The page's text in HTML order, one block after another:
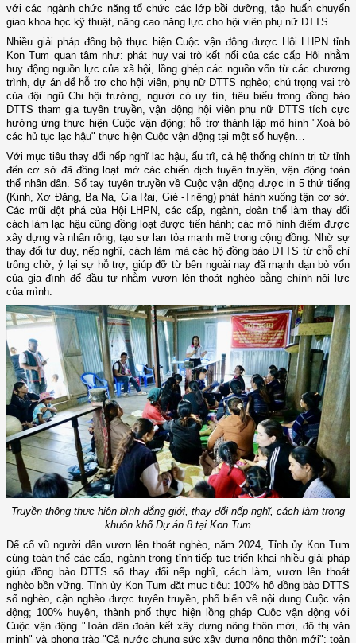
với các ngành chức năng tổ chức các lớp bồi dưỡng, tập huấn chuyển
giao khoa học kỹ thuật, nâng cao năng lực cho hội viên phụ nữ DTTS.
Nhiều giải pháp đồng bộ thực hiện Cuộc vận động được Hội LHPN tỉnh
Kon Tum quan tâm như: phát huy vai trò kết nối của các cấp Hội nhằm
huy động nguồn lực của xã hội, lồng ghép các nguồn vốn từ các chương
trình, dự án để hỗ trợ cho hội viên, phụ nữ DTTS nghèo; chú trọng vai trò
của đội ngũ Chi hội trưởng, người có uy tín, tiêu biểu trong đồng bào
DTTS tham gia tuyên truyền, vận động hội viên phụ nữ DTTS tích cực
hưởng ứng thực hiện Cuộc vận động; hỗ trợ thành lập mô hình "Xoá bỏ
các hủ tục lạc hậu" thực hiện Cuộc vận động tại một số huyện…
Với mục tiêu thay đổi nếp nghĩ lạc hậu, ấu trĩ, cả hệ thống chính trị từ tỉnh
đến cơ sở đã đồng loạt mở các chiến dịch tuyên truyền, vận động toàn
thể nhân dân. Sổ tay tuyên truyền về Cuộc vận động được in 5 thứ tiếng
(Kinh, Xơ Đăng, Ba Na, Gia Rai, Gié -Triêng) phát hành xuống tận cơ sở.
Các mũi đột phá của Hội LHPN, các cấp, ngành, đoàn thể làm thay đổi
cách làm lạc hậu cũng đồng loạt được tiến hành; các mô hình điểm được
xây dựng và nhân rộng, tạo sự lan tỏa mạnh mẽ trong cộng đồng. Nhờ sự
thay đổi tư duy, nếp nghĩ, cách làm mà các hộ đồng bào DTTS từ chỗ chỉ
trông chờ, ỷ lại sự hỗ trợ, giúp đỡ từ bên ngoài nay đã mạnh dạn bỏ vốn
của gia đình để đầu tư nhằm vươn lên thoát nghèo bằng chính nội lực
của mình.
Truyền thông thực hiện bình đẳng giới, thay đổi nếp nghĩ, cách làm trong
khuôn khổ Dự án 8 tại Kon Tum
Để cổ vũ người dân vươn lên thoát nghèo, năm 2024, Tỉnh ủy Kon Tum
cùng toàn thể các cấp, ngành trong tỉnh tiếp tục triển khai nhiều giải pháp
giúp đồng bào DTTS số thay đổi nếp nghĩ, cách làm, vươn lên thoát
nghèo bền vững. Tỉnh ủy Kon Tum đặt mục tiêu: 100% hộ đồng bào DTTS
số nghèo, cận nghèo được tuyên truyền, phổ biến về nội dung Cuộc vận
động; 100% huyện, thành phố thực hiện lồng ghép Cuộc vận động với
Cuộc vận động "Toàn dân đoàn kết xây dựng nông thôn mới, đô thị văn
minh" và phong trào "Cả nước chung sức xây dựng nông thôn mới"; toàn